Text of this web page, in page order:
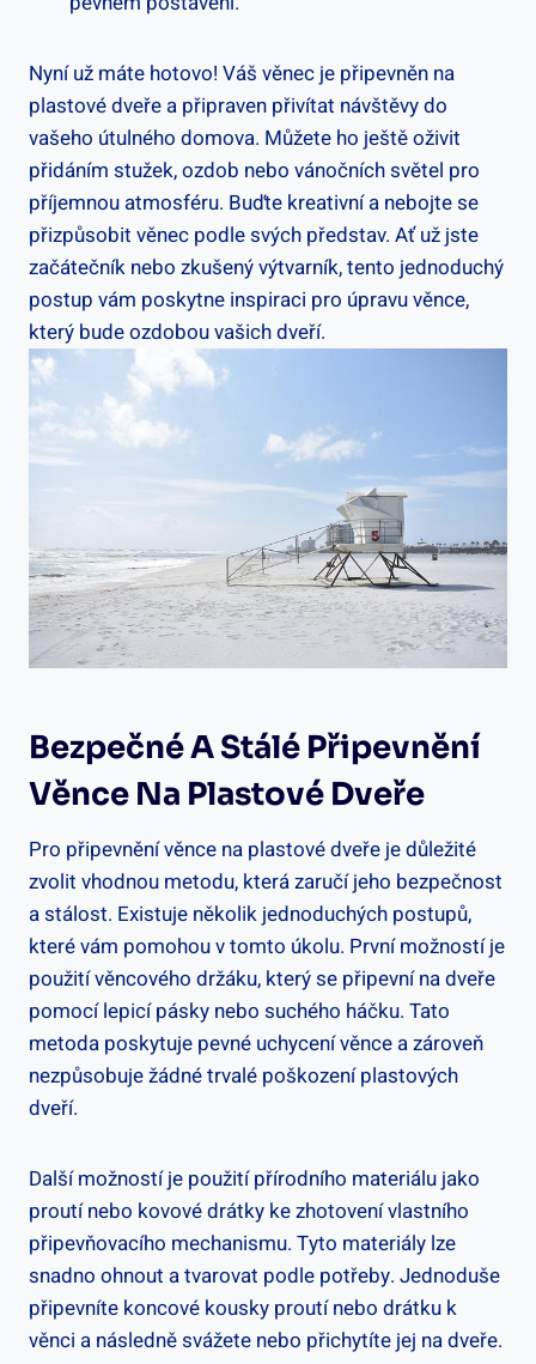
Nyní už máte hotovo! Váš věnec je připevněn na
plastové dveře a připraven přivítat návštěvy do
vašeho útulného domova. Můžete ho ještě oživit
přidáním stužek, ozdob nebo vánočních světel pro
příjemnou atmosféru. Buďte kreativní a nebojte se
přizpůsobit věnec podle svých představ. Ať už jste
začátečník nebo zkušený výtvarník, tento jednoduchý
postup vám poskytne inspiraci pro úpravu věnce,
který bude ozdobou vašich dveří.
Bezpečné A Stálé Připevnění
Věnce Na Plastové Dveře
Pro připevnění věnce na plastové dveře je důležité
zvolit vhodnou metodu, která zaručí jeho bezpečnost
a stálost. Existuje několik jednoduchých postupů,
které vám pomohou v tomto úkolu. První možností je
použití věncového držáku, který se připevní na dveře
pomocí lepicí pásky nebo suchého háčku. Tato
metoda poskytuje pevné uchycení věnce a zároveň
nezpůsobuje žádné trvalé poškození plastových
dveří.
Další možností je použití přírodního materiálu jako
proutí nebo kovové drátky ke zhotovení vlastního
připevňovacího mechanismu. Tyto materiály lze
snadno ohnout a tvarovat podle potřeby. Jednoduše
připevníte koncové kousky proutí nebo drátku k
věnci a následně svážete nebo přichytíte jej na dveře.